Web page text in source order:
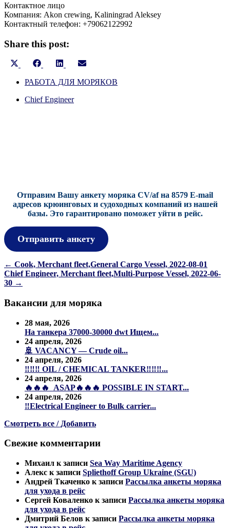
Контактное лицо
Компания: Akon crewing, Kaliningrad Aleksey
Контактный телефон: +79062122992
Share this post:
Share
Share
FacebookShare
LinkedInShare
РАБОТА ДЛЯ МОРЯКОВ
Chief Engineer
Отправим Вашу анкету моряка CV/af на 8579 E-mail
адресов крюинговых и судоходных компаний из нашей
базы. Это гарантировано поможет уйти в рейс.
Отправить анкету
Навигация
по
← Cook, Merchant fleet,General Cargo Vessel, 2022-08-01
Chief Engineer, Merchant fleet,Multi-Purpose Vessel, 2022-06-
30 →
Вакансии для моряка
28 мая, 2026
На танкера 37000-30000 dwt Ищем...
24 апреля, 2026
🚢 VACANCY — Crude oil...
24 апреля, 2026
‼️‼️‼️ OIL / CHEMICAL TANKER‼️‼️‼️...
24 апреля, 2026
🔥🔥🔥 ASAP🔥🔥🔥 POSSIBLE IN START...
24 апреля, 2026
‼️Electrical Engineer to Bulk carrier...
Смотреть все / Добавить
Свежие комментарии
Михаил к записи Sea Way Maritime Agency
Алекс к записи Spliethoff Group Ukraine (SGU)
Андрей Ткаченко к записи Рассылка анкеты моряка
для ухода в рейс
Сергей Коваленко к записи Рассылка анкеты моряка
для ухода в рейс
Дмитрий Белов к записи Рассылка анкеты моряка